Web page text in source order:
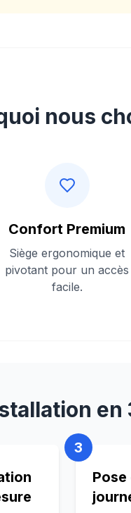
nous
Confort Premium
Siège ergonomique et
pivotant pour un accès
facile.
en
3
Pose